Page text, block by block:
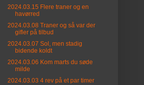
2024.03.15 Flere traner og en
havørred
2024.03.08 Traner og så var der
gifler på tilbud
2024.03.07 Sol, men stadig
bidende koldt
2024.03.06 Kom marts du søde
milde
2024.03.03 4 rev på et par timer